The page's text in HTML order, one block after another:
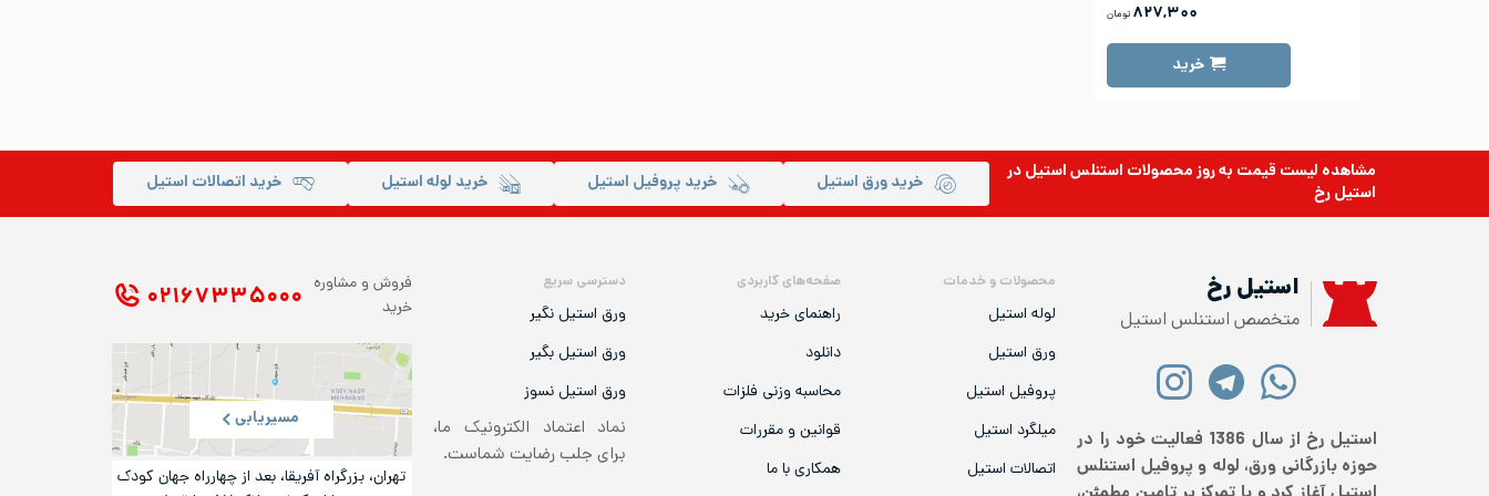
۸۲۷,۳۰۰ تومان
خرید
مشاهده لیست قیمت به روزمحصولات استنلس استیلدر
استیل رخ
خرید ورق استیل خرید پروفیل استیل خرید لوله استیل خرید اتصالات استیل
استیل رخ
متخصص استنلس استیل
استیل رخ از سال 1386 فعالیت خود را در
حوزه بازرگانی ورق، لوله و پروفیل استنلس
محصولات و خدمات
لوله استیل
ورق استیل
پروفیل استیل
میلگرد استیل
اتصالات استیل
صفحه‌های کاربردی
راهنمای خرید
دانلود
محاسبه وزنی فلزات
قوانین و مقررات
همکاری با ما
دسترسی سریع
ورق استیل نگیر
ورق استیل بگیر
ورق استیل نسوز
نماد اعتماد الکترونیک ما،
برای جلب رضایت شماست.
فروش و مشاوره
خرید
۰۲۱ ۶۷۳۳۵۰۰۰
مسیریابی
تهران، بزرگراه آفریقا، بعد از چهارراه جهان کودک